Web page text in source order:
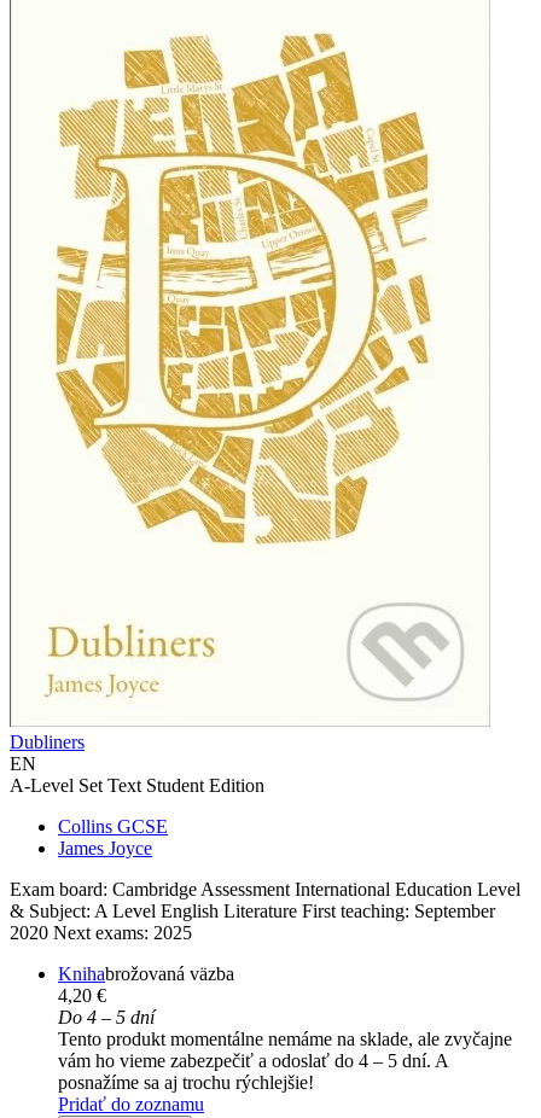
Dubliners
EN
A-Level Set Text Student Edition
Collins GCSE
James Joyce
Exam board: Cambridge Assessment International Education Level
& Subject: A Level English Literature First teaching: September
2020 Next exams: 2025
Knihabrožovaná väzba
4,20 €
Do 4 – 5 dní
Tento produkt momentálne nemáme na sklade, ale zvyčajne
vám ho vieme zabezpečiť a odoslať do 4 – 5 dní. A
posnažíme sa aj trochu rýchlejšie!
Pridať do zoznamu